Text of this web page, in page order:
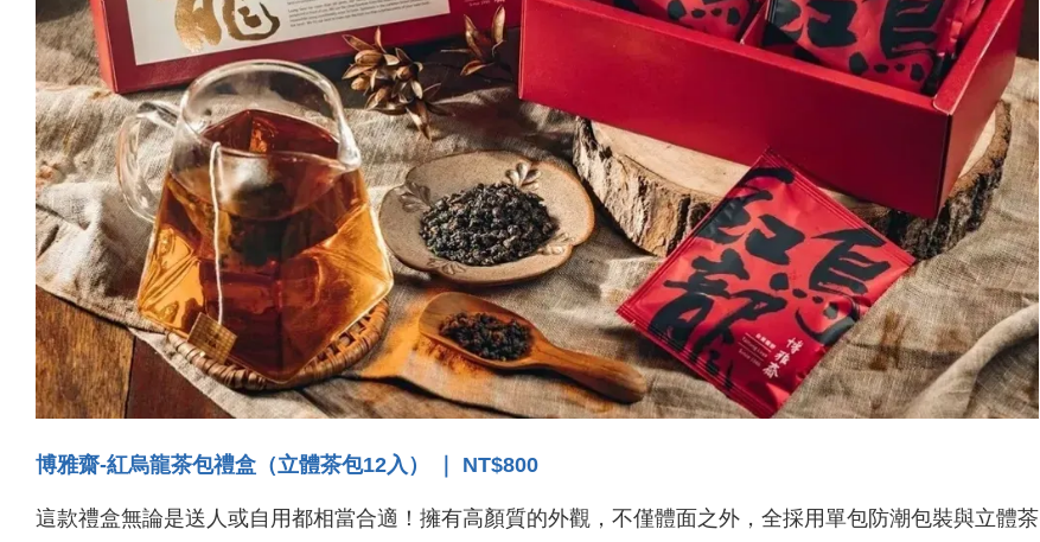
博雅齋-紅烏龍茶包禮盒（立體茶包12入） ｜ NT$800
這款禮盒無論是送人或自用都相當合適！擁有高顏質的外觀，不僅體面之外，全採用單包防潮包裝與立體茶